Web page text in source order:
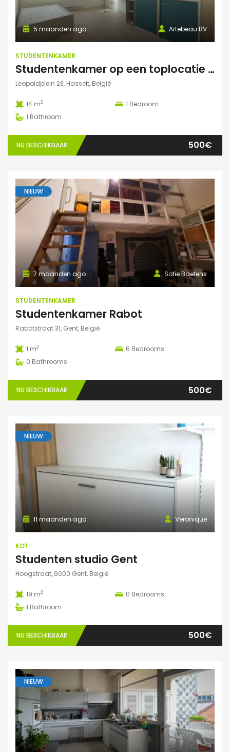
Artebeau BV
5 maanden ago
STUDENTENKAMER
Studentenkamer op een toplocatie te Hasselt
Leopoldplein 23, Hasselt, België
14 m2 1 Bedroom
1 Bathroom
NU BESCHIKBAAR 500€
NIEUW
Sofie.Baetens
7 maanden ago
STUDENTENKAMER
Studentenkamer Rabot
Rabotstraat 31, Gent, België
1 m2 6 Bedrooms
0 Bathrooms
NU BESCHIKBAAR 500€
NIEUW
Veronique
11 maanden ago
KOT
Studenten studio Gent
Hoogstraat, 9000 Gent, België
19 m2 0 Bedrooms
1 Bathroom
NU BESCHIKBAAR 500€
NIEUW